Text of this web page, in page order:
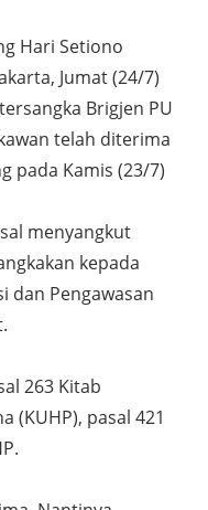
Hari Setiono
Jumat (24/7)
Brigjen PU
telah diterima
pada Kamis (23/7)
menyangkut
kepada
dan Pengawasan
263 Kitab
(KUHP), pasal 421